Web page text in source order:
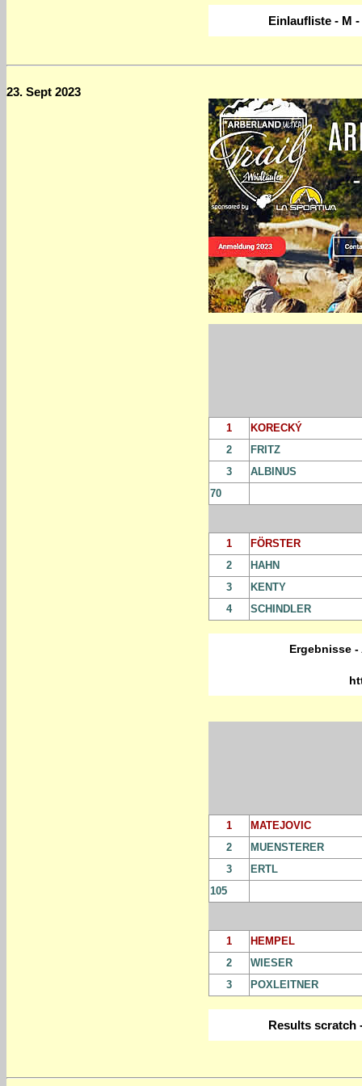
Einlaufliste - M -
23. Sept 2023
1
KORECKÝ
2
FRITZ
3
ALBINUS
70
1
FÖRSTER
2
HAHN
3
KENTY
4
SCHINDLER
Ergebnisse -
1
MATEJOVIC
2
MUENSTERER
3
ERTL
105
1
HEMPEL
2
WIESER
3
POXLEITNER
Results scratch